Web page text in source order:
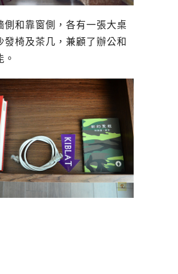
側和靠窗側，各有一張大桌
發椅及茶几，兼顧了辦公和
。